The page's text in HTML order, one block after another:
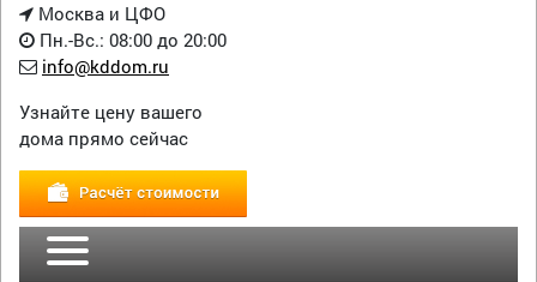
Москва и ЦФО
Пн.-Вс.: 08:00 до 20:00
info@kddom.ru
Узнайте цену вашего
дома прямо сейчас